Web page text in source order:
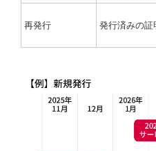
再発行 発行済みの証